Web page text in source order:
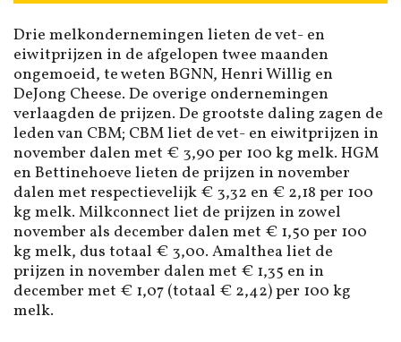
Drie melkondernemingen lieten de vet- en
eiwitprijzen in de afgelopen twee maanden
ongemoeid, te weten BGNN, Henri Willig en
DeJong Cheese. De overige ondernemingen
verlaagden de prijzen. De grootste daling zagen de
leden van CBM; CBM liet de vet- en eiwitprijzen in
november dalen met € 3,90 per 100 kg melk. HGM
en Bettinehoeve lieten de prijzen in november
dalen met respectievelijk € 3,32 en € 2,18 per 100
kg melk. Milkconnect liet de prijzen in zowel
november als december dalen met € 1,50 per 100
kg melk, dus totaal € 3,00. Amalthea liet de
prijzen in november dalen met € 1,35 en in
december met € 1,07 (totaal € 2,42) per 100 kg
melk.